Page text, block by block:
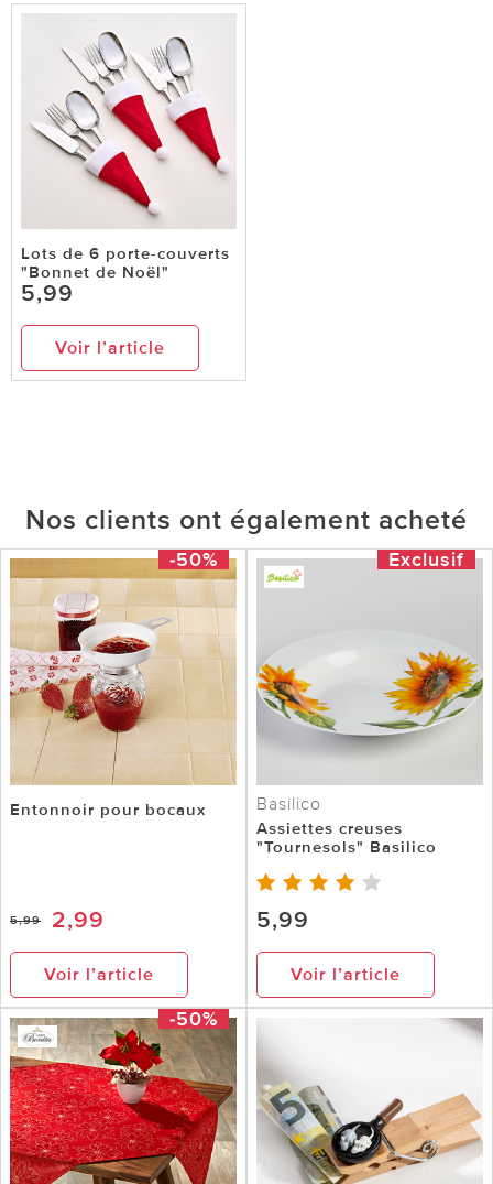
Lots de 6 porte-couverts
"Bonnet de Noël"
5,99
Voir l’article
Nos clients ont également acheté
-50%
Entonnoir pour bocaux
5,99 2,99
Voir l’article
Exclusif
Basilico
Assiettes creuses
"Tournesols" Basilico
5,99
Voir l’article
-50%